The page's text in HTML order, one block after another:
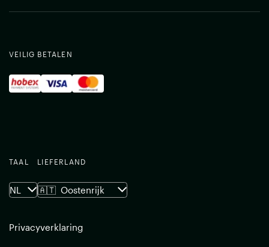
VEILIG BETALEN
TAAL
NL
LIEFERLAND
🇦🇹 Oostenrijk
Privacyverklaring